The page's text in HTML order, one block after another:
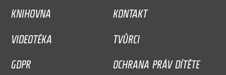
KNIHOVNA
KONTAKT
VIDEOTÉKA
TVŮRCI
GDPR
OCHRANA PRÁV DÍTĚTE